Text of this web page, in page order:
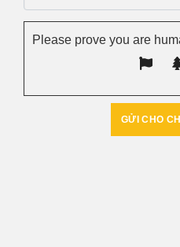
Please prove you are